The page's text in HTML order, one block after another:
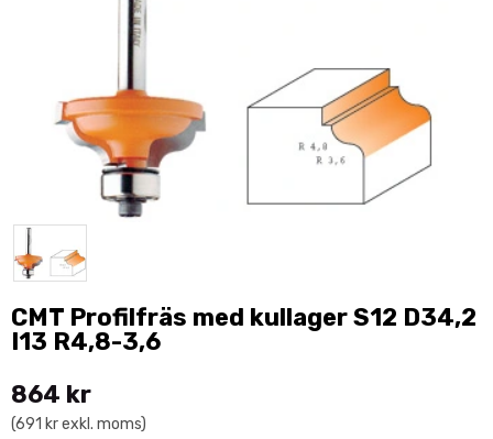
CMT Profilfräs med kullager S12 D34,2
I13 R4,8-3,6
864 kr
(691 kr exkl. moms)